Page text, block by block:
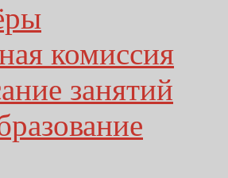
комиссия
занятий